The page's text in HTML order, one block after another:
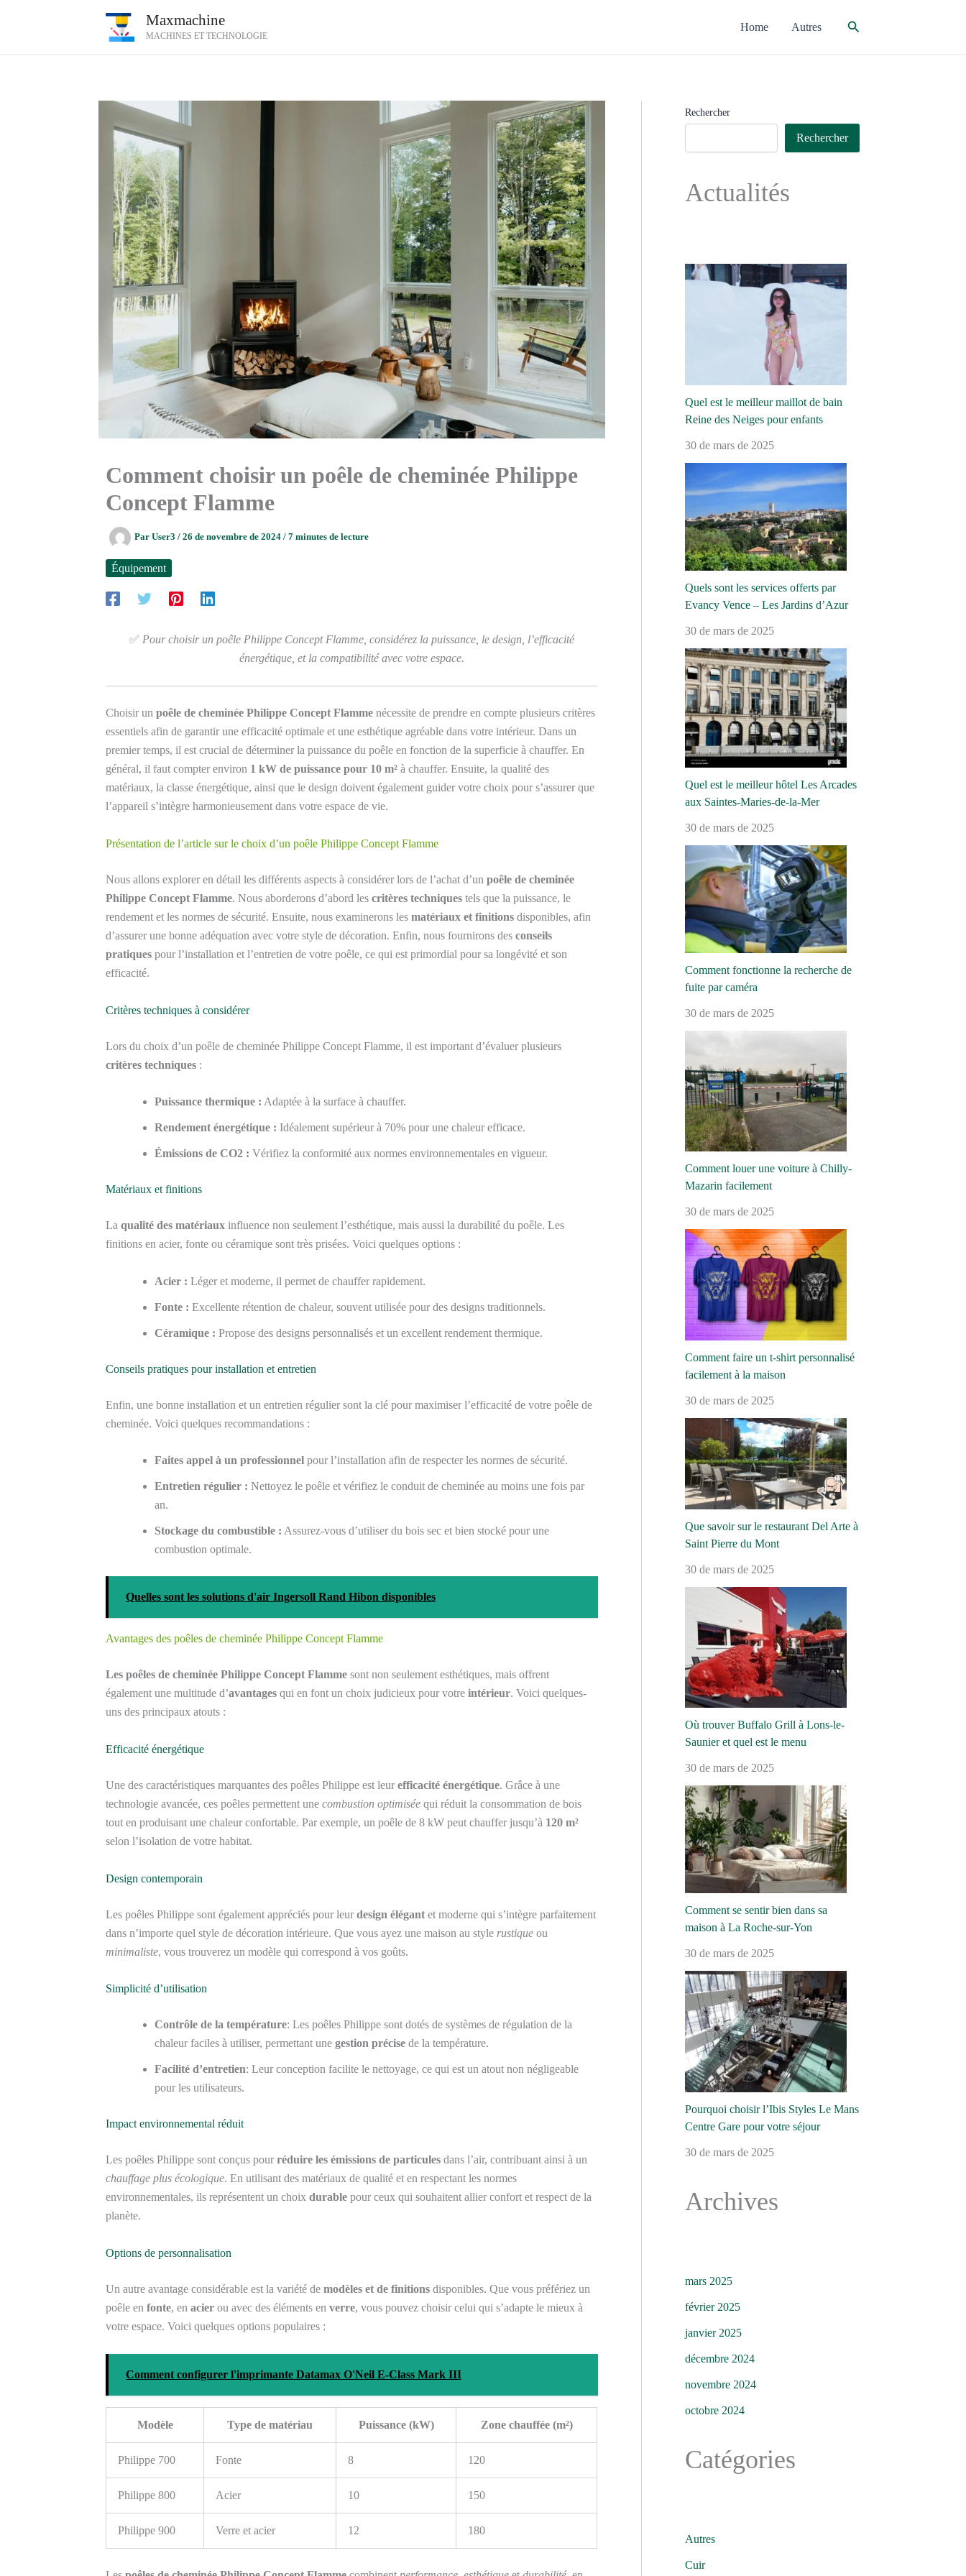
Maxmachine
MACHINES ET TECHNOLOGIE
Home Autres Rechercher
Comment choisir un poêle de cheminée Philippe
Concept Flamme
Par User3 / 26 de novembre de 2024 / 7 minutes de lecture
Équipement
✅ Pour choisir un poêle Philippe Concept Flamme, considérez la puissance, le design, l’efficacité
énergétique, et la compatibilité avec votre espace.
Choisir un poêle de cheminée Philippe Concept Flamme nécessite de prendre en compte plusieurs critères
essentiels afin de garantir une efficacité optimale et une esthétique agréable dans votre intérieur. Dans un
premier temps, il est crucial de déterminer la puissance du poêle en fonction de la superficie à chauffer. En
général, il faut compter environ 1 kW de puissance pour 10 m² à chauffer. Ensuite, la qualité des
matériaux, la classe énergétique, ainsi que le design doivent également guider votre choix pour s’assurer que
l’appareil s’intègre harmonieusement dans votre espace de vie.
Présentation de l’article sur le choix d’un poêle Philippe Concept Flamme
Nous allons explorer en détail les différents aspects à considérer lors de l’achat d’un poêle de cheminée
Philippe Concept Flamme. Nous aborderons d’abord les critères techniques tels que la puissance, le
rendement et les normes de sécurité. Ensuite, nous examinerons les matériaux et finitions disponibles, afin
d’assurer une bonne adéquation avec votre style de décoration. Enfin, nous fournirons des conseils
pratiques pour l’installation et l’entretien de votre poêle, ce qui est primordial pour sa longévité et son
efficacité.
Critères techniques à considérer
Lors du choix d’un poêle de cheminée Philippe Concept Flamme, il est important d’évaluer plusieurs
critères techniques :
Puissance thermique : Adaptée à la surface à chauffer.
Rendement énergétique : Idéalement supérieur à 70% pour une chaleur efficace.
Émissions de CO2 : Vérifiez la conformité aux normes environnementales en vigueur.
Matériaux et finitions
La qualité des matériaux influence non seulement l’esthétique, mais aussi la durabilité du poêle. Les
finitions en acier, fonte ou céramique sont très prisées. Voici quelques options :
Acier : Léger et moderne, il permet de chauffer rapidement.
Fonte : Excellente rétention de chaleur, souvent utilisée pour des designs traditionnels.
Céramique : Propose des designs personnalisés et un excellent rendement thermique.
Conseils pratiques pour installation et entretien
Enfin, une bonne installation et un entretien régulier sont la clé pour maximiser l’efficacité de votre poêle de
cheminée. Voici quelques recommandations :
Faites appel à un professionnel pour l’installation afin de respecter les normes de sécurité.
Entretien régulier : Nettoyez le poêle et vérifiez le conduit de cheminée au moins une fois par
an.
Stockage du combustible : Assurez-vous d’utiliser du bois sec et bien stocké pour une
combustion optimale.
Quelles sont les solutions d'air Ingersoll Rand Hibon disponibles
Avantages des poêles de cheminée Philippe Concept Flamme
Les poêles de cheminée Philippe Concept Flamme sont non seulement esthétiques, mais offrent
également une multitude d’avantages qui en font un choix judicieux pour votre intérieur. Voici quelques-
uns des principaux atouts :
Efficacité énergétique
Une des caractéristiques marquantes des poêles Philippe est leur efficacité énergétique. Grâce à une
technologie avancée, ces poêles permettent une combustion optimisée qui réduit la consommation de bois
tout en produisant une chaleur confortable. Par exemple, un poêle de 8 kW peut chauffer jusqu’à 120 m²
selon l’isolation de votre habitat.
Design contemporain
Les poêles Philippe sont également appréciés pour leur design élégant et moderne qui s’intègre parfaitement
dans n’importe quel style de décoration intérieure. Que vous ayez une maison au style rustique ou
minimaliste, vous trouverez un modèle qui correspond à vos goûts.
Simplicité d’utilisation
Contrôle de la température: Les poêles Philippe sont dotés de systèmes de régulation de la
chaleur faciles à utiliser, permettant une gestion précise de la température.
Facilité d’entretien: Leur conception facilite le nettoyage, ce qui est un atout non négligeable
pour les utilisateurs.
Impact environnemental réduit
Les poêles Philippe sont conçus pour réduire les émissions de particules dans l’air, contribuant ainsi à un
chauffage plus écologique. En utilisant des matériaux de qualité et en respectant les normes
environnementales, ils représentent un choix durable pour ceux qui souhaitent allier confort et respect de la
planète.
Options de personnalisation
Un autre avantage considérable est la variété de modèles et de finitions disponibles. Que vous préfériez un
poêle en fonte, en acier ou avec des éléments en verre, vous pouvez choisir celui qui s’adapte le mieux à
votre espace. Voici quelques options populaires :
Comment configurer l'imprimante Datamax O'Neil E-Class Mark III
Modèle Type de matériau Puissance (kW) Zone chauffée (m²)
Philippe 700 Fonte 8 120
Philippe 800 Acier 10 150
Philippe 900 Verre et acier 12 180
Rechercher
Rechercher
Actualités
Quel est le meilleur maillot de bain
Reine des Neiges pour enfants
30 de mars de 2025
Quels sont les services offerts par
Evancy Vence – Les Jardins d’Azur
30 de mars de 2025
Quel est le meilleur hôtel Les Arcades
aux Saintes-Maries-de-la-Mer
30 de mars de 2025
Comment fonctionne la recherche de
fuite par caméra
30 de mars de 2025
Comment louer une voiture à Chilly-
Mazarin facilement
30 de mars de 2025
Comment faire un t-shirt personnalisé
facilement à la maison
30 de mars de 2025
Que savoir sur le restaurant Del Arte à
Saint Pierre du Mont
30 de mars de 2025
Où trouver Buffalo Grill à Lons-le-
Saunier et quel est le menu
30 de mars de 2025
Comment se sentir bien dans sa
maison à La Roche-sur-Yon
30 de mars de 2025
Pourquoi choisir l’Ibis Styles Le Mans
Centre Gare pour votre séjour
30 de mars de 2025
Archives
mars 2025
février 2025
janvier 2025
décembre 2024
novembre 2024
octobre 2024
Catégories
Autres
Cuir